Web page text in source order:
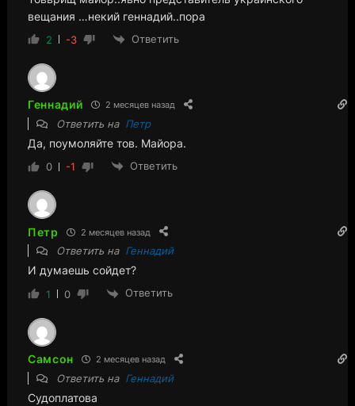
вещания …некий геннадий..пора
2 -3 Ответить
Геннадий 2 месяцев назад
Ответить на Петр
Да, поумоляйте тов. Майора.
0 -1 Ответить
Петр 2 месяцев назад
Ответить на Геннадий
И думаешь сойдет?
1 0 Ответить
Самсон 2 месяцев назад
Ответить на Геннадий
Судоплатова